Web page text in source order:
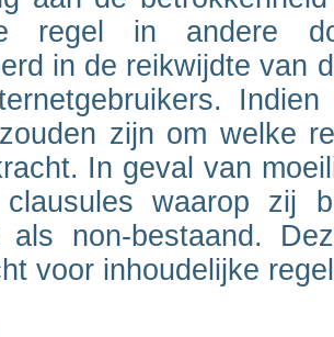
regel in andere
in de reikwijdte van
zijn om welke
In geval van
waarop zij
als non-bestaand.
voor inhoudelijke